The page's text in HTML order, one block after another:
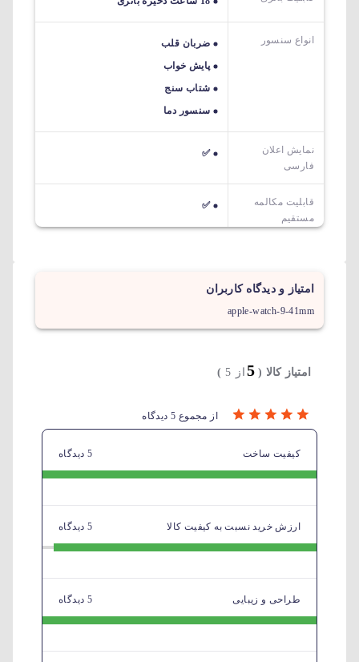
انواع سنسور
ضربان قلب
پایش خواب
شتاب سنج
سنسور دما
نمایش اعلان
فارسی
✅
قابلیت مکالمه
مستقیم
✅
امتیاز و دیدگاه کاربران
apple-watch-9-41mm
امتیاز کالا (5 از 5 )
از مجموع 5 دیدگاه
کیفیت ساخت 5 دیدگاه
ارزش خرید نسبت به کیفیت کالا 5 دیدگاه
طراحی و زیبایی 5 دیدگاه